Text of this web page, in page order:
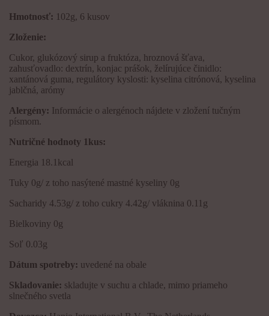
Hmotnosť: 102g, 6 kusov
Zloženie:
Cukor, glukózový sirup a fruktóza, hroznová šťava,
zahusťovadlo: dextrín, konjac prášok, želírujúce činidlo:
xantánová guma, regulátory kyslosti: kyselina citrónová, kyselina
jablčná, arómy
Alergény: Informácie o alergénoch nájdete v zložení tučným
písmom.
Nutričné hodnoty 1kus:
Energia 18.1kcal
Tuky 0g/ z toho nasýtené mastné kyseliny 0g
Sacharidy 4.53g/ z toho cukry 4.42g/ vláknina 0.11g
Bielkoviny 0g
Soľ 0.03g
Dátum spotreby: uvedené na obale
Skladovanie: skladujte v suchu a chlade, mimo priameho
slnečného svetla